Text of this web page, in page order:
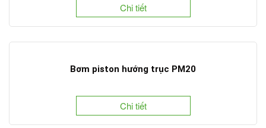
Chi tiết
Bơm piston hướng trục PM20
Chi tiết